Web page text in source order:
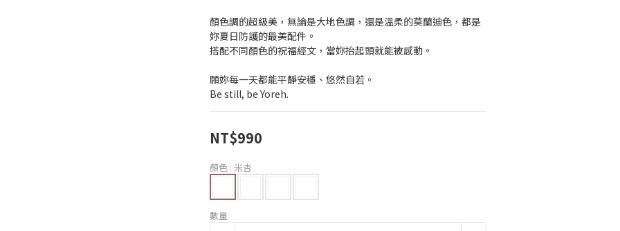
顏色調的超級美，無論是大地色調，還是溫柔的莫蘭迪色，都是
妳夏日防護的最美配件。
搭配不同顏色的祝福經文，當妳抬起頭就能被感動。
願妳每一天都能平靜安穩、悠然自若。
Be still, be Yoreh.
NT$990
顏色 : 米杏
數量